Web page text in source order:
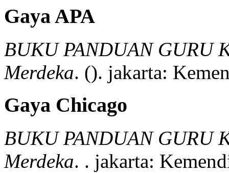
Gaya APA
BUKU PANDUAN GURU
Merdeka. (). jakarta:
Gaya Chicago
BUKU PANDUAN GURU
Merdeka. . jakarta: